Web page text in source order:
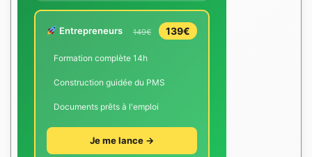
Entrepreneurs 149€ 139€
Formation complète 14h
Construction guidée du PMS
Documents prêts à l'emploi
Je me lance →